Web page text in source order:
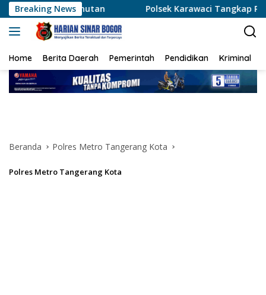
Langsung
ke
konten
Breaking NewsPolsek Karawaci Tangkap Pelaku Curanmor,
Home Berita Daerah Pemerintah Pendidikan Kriminal
Beranda Polres Metro Tangerang Kota
Polres Metro Tangerang Kota